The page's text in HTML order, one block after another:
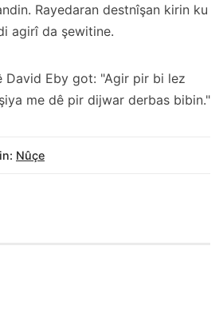
Rayedaran destnîşan kirin ku
agirî da şewitine.
David Eby got: "Agir pir bi lez
me dê pir dijwar derbas bibin."
Nûçe